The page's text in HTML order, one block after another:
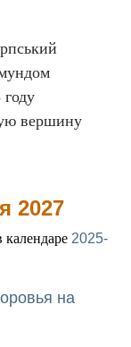
вершину
2027
календаре 2025-
на